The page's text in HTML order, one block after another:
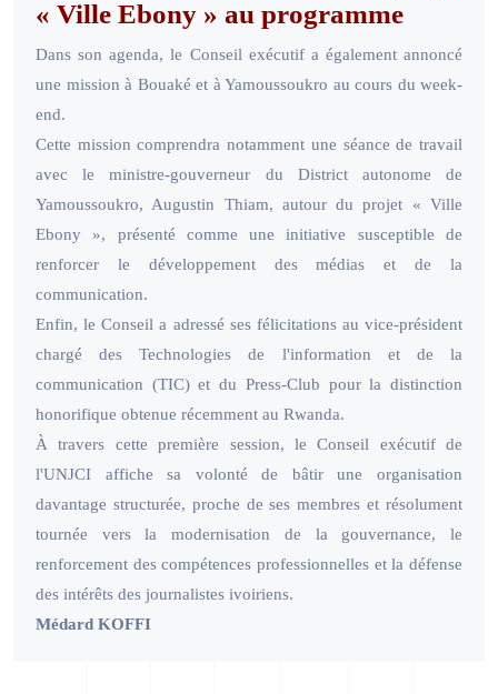
« Ville Ebony » au programme
Dans son agenda, le Conseil exécutif a également annoncé
une mission à Bouaké et à Yamoussoukro au cours du week-
end.
Cette mission comprendra notamment une séance de travail
avec le ministre-gouverneur du District autonome de
Yamoussoukro, Augustin Thiam, autour du projet « Ville
Ebony », présenté comme une initiative susceptible de
renforcer le développement des médias et de la
communication.
Enfin, le Conseil a adressé ses félicitations au vice-président
chargé des Technologies de l'information et de la
communication (TIC) et du Press-Club pour la distinction
honorifique obtenue récemment au Rwanda.
À travers cette première session, le Conseil exécutif de
l'UNJCI affiche sa volonté de bâtir une organisation
davantage structurée, proche de ses membres et résolument
tournée vers la modernisation de la gouvernance, le
renforcement des compétences professionnelles et la défense
des intérêts des journalistes ivoiriens.
Médard KOFFI